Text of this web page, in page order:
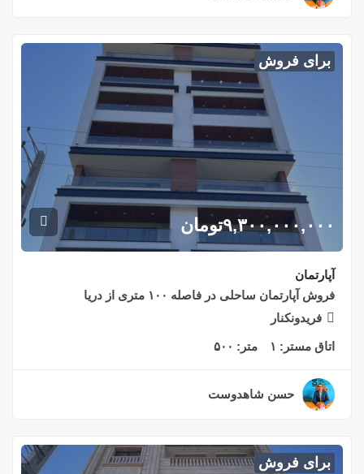
برای فروش
۹,۳۰۰,۰۰۰,۰۰۰تومان
آپارتمان
فروش آپارتمان ساحلی در فاصله ۱۰۰ متری از دریا
فریدونکنار
اتاق مستر: ۱ متر: ۵۰۰
حسن شاهدوست
برای فروش